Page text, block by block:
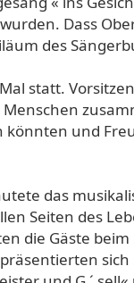
Dass
des
statt.
könnten und
das
Seiten des
die Gäste